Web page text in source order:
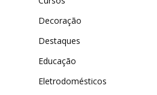
Decoração
Destaques
Educação
Eletrodomésticos